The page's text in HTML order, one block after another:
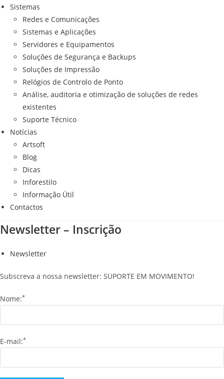
Sistemas
Redes e Comunicações
Sistemas e Aplicações
Servidores e Equipamentos
Soluções de Segurança e Backups
Soluções de Impressão
Relógios de Controlo de Ponto
Análise, auditoria e otimização de soluções de redes
existentes
Suporte Técnico
Notícias
Artsoft
Blog
Dicas
Inforestilo
Informação Útil
Contactos
Newsletter – Inscrição
Newsletter
Subscreva a nossa newsletter: SUPORTE EM MOVIMENTO!
Nome:*
E-mail:*